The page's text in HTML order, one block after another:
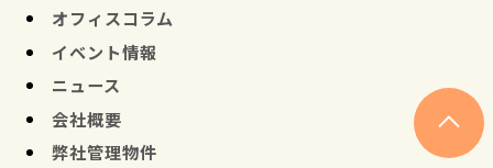
オフィスコラム
イベント情報
ニュース
会社概要
弊社管理物件